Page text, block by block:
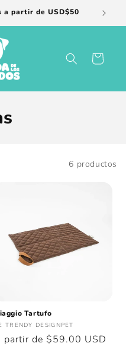
a partir de USD$50
Carrito
6 productos
Tartufo
TRENDY DESIGNPET
partir de $59.00 USD